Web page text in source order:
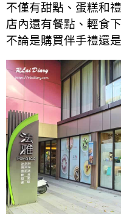
不僅有甜點、蛋糕和
店內還有餐點、輕食
不論是購買伴手禮還